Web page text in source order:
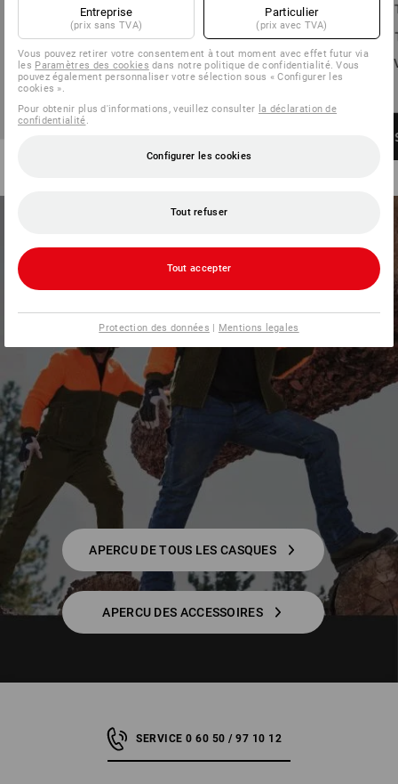
APERCU DE TOUS LES CASQUES
APERCU DES ACCESSOIRES
SERVICE 0 60 50 / 97 10 12
Entreprise
(prix sans TVA)
Particulier
(prix avec TVA)
Vous pouvez retirer votre consentement à tout moment avec effet futur via
les Paramètres des cookies dans notre politique de confidentialité. Vous
pouvez également personnaliser votre sélection sous « Configurer les
cookies ».
Pour obtenir plus d'informations, veuillez consulter la déclaration de
confidentialité.
Configurer les cookies
Tout refuser
Tout accepter
Protection des données | Mentions legales